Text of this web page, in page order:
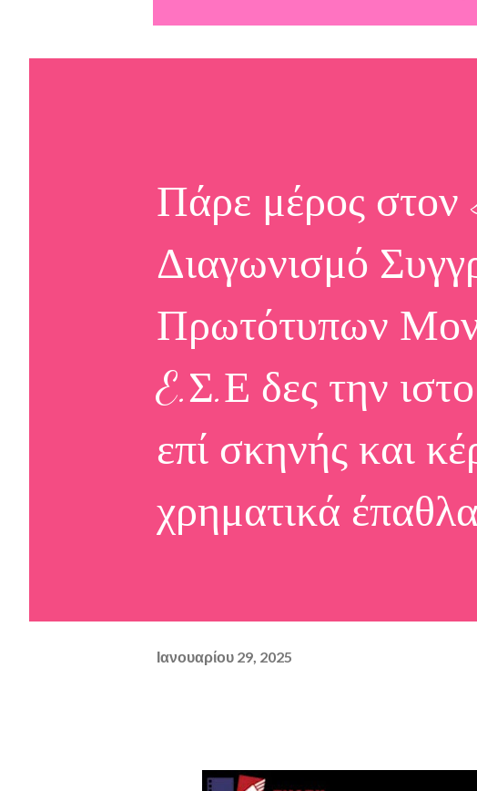
Πάρε μέρος στον
Διαγωνισμό
Πρωτότυπων
E.Σ.Ε δες την
επί σκηνής και
χρηματικά
Ιανουαρίου 29, 2025